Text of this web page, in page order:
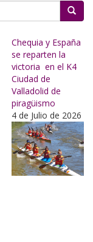
Chequia y España
se reparten la
victoria en el K4
Ciudad de
Valladolid de
piragüismo
4 de Julio de 2026